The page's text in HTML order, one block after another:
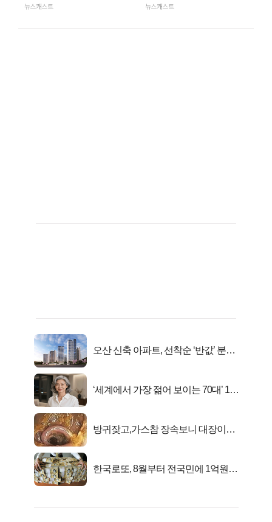
뉴스캐스트 뉴스캐스트
오산 신축 아파트, 선착순 ‘반값’ 분양
‘세계에서 가장 젊어 보이는 70대’ 1위
방귀잦고,가스참 장속보니 대장이아
한국로또, 8월부터 전국민에 1억원씩